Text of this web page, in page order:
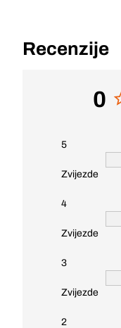
Recenzije
0
5
Zvijezde
4
Zvijezde
3
Zvijezde
2